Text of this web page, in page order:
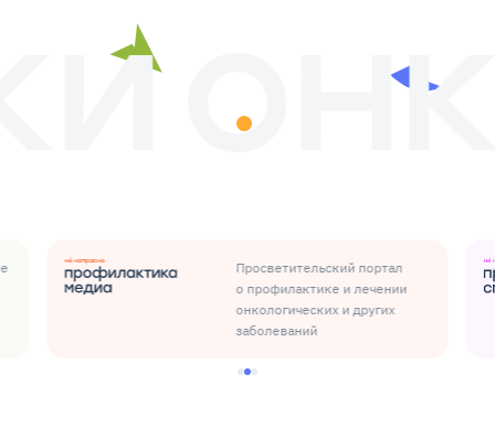
Просветительский портал
о профилактике и лечении
онкологических и других
заболеваний